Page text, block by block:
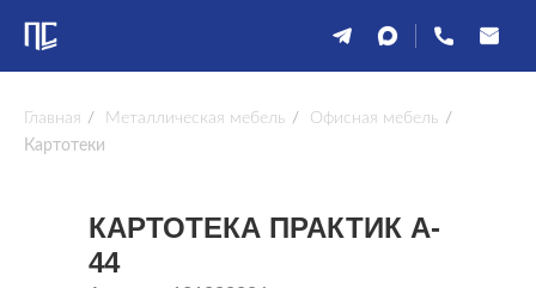
Главная / Металлическая мебель / Офисная мебель /
Картотеки
КАРТОТЕКА ПРАКТИК A-
44